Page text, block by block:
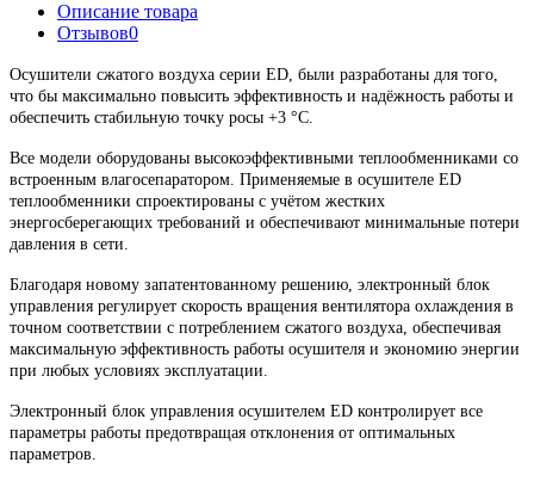
Описание товара
Отзывов0
Осушители сжатого воздуха серии ED, были разработаны для того,
что бы максимально повысить эффективность и надёжность работы и
обеспечить стабильную точку росы +3 °С.
Все модели оборудованы высокоэффективными теплообменниками со
встроенным влагосепаратором. Применяемые в осушителе ED
теплообменники спроектированы с учётом жестких
энергосберегающих требований и обеспечивают минимальные потери
давления в сети.
Благодаря новому запатентованному решению, электронный блок
управления регулирует скорость вращения вентилятора охлаждения в
точном соответствии с потреблением сжатого воздуха, обеспечивая
максимальную эффективность работы осушителя и экономию энергии
при любых условиях эксплуатации.
Электронный блок управления осушителем ED контролирует все
параметры работы предотвращая отклонения от оптимальных
параметров.